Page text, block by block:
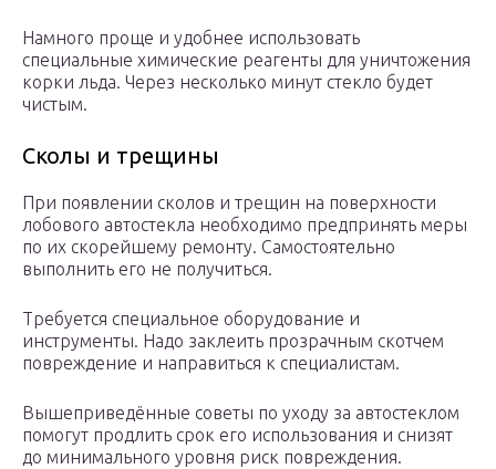
Намного проще и удобнее использовать
специальные химические реагенты для уничтожения
корки льда. Через несколько минут стекло будет
чистым.
Сколы и трещины
При появлении сколов и трещин на поверхности
лобового автостекла необходимо предпринять меры
по их скорейшему ремонту. Самостоятельно
выполнить его не получиться.
Требуется специальное оборудование и
инструменты. Надо заклеить прозрачным скотчем
повреждение и направиться к специалистам.
Вышеприведённые советы по уходу за автостеклом
помогут продлить срок его использования и снизят
до минимального уровня риск повреждения.